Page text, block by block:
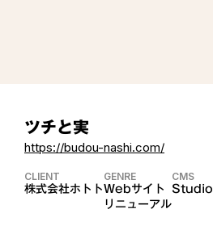
ツチと実
https://budou-nashi.com/
CLIENT
株式会社ホトト
GENRE
Webサイト
リニューアル
CMS
Studio